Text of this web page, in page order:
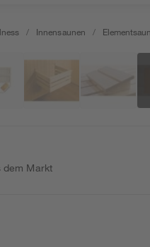
/ Innensaunen /
dem Markt